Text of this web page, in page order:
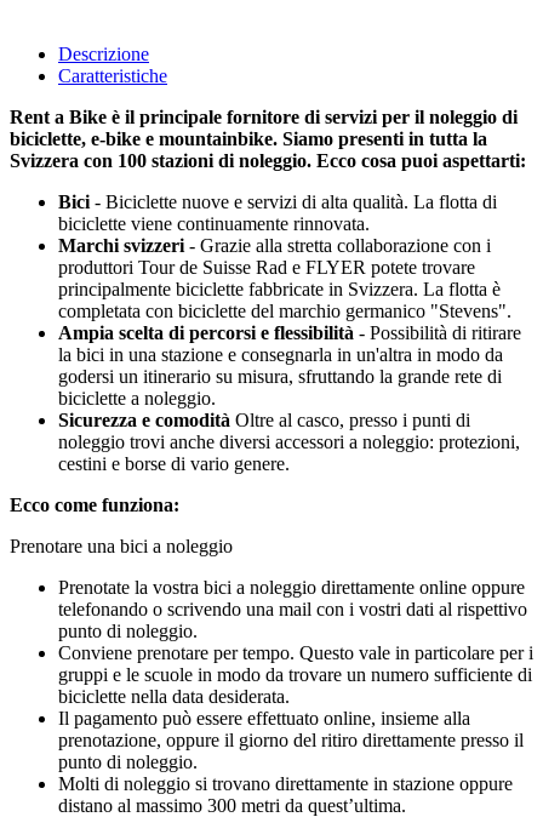
Descrizione
Caratteristiche
Rent a Bike è il principale fornitore di servizi per il noleggio di
biciclette, e-bike e mountainbike. Siamo presenti in tutta la
Svizzera con 100 stazioni di noleggio. Ecco cosa puoi aspettarti:
Bici - Biciclette nuove e servizi di alta qualità. La flotta di
biciclette viene continuamente rinnovata.
Marchi svizzeri - Grazie alla stretta collaborazione con i
produttori Tour de Suisse Rad e FLYER potete trovare
principalmente biciclette fabbricate in Svizzera. La flotta è
completata con biciclette del marchio germanico "Stevens".
Ampia scelta di percorsi e flessibilità - Possibilità di ritirare
la bici in una stazione e consegnarla in un'altra in modo da
godersi un itinerario su misura, sfruttando la grande rete di
biciclette a noleggio.
Sicurezza e comodità Oltre al casco, presso i punti di
noleggio trovi anche diversi accessori a noleggio: protezioni,
cestini e borse di vario genere.
Ecco come funziona:
Prenotare una bici a noleggio
Prenotate la vostra bici a noleggio direttamente online oppure
telefonando o scrivendo una mail con i vostri dati al rispettivo
punto di noleggio.
Conviene prenotare per tempo. Questo vale in particolare per i
gruppi e le scuole in modo da trovare un numero sufficiente di
biciclette nella data desiderata.
Il pagamento può essere effettuato online, insieme alla
prenotazione, oppure il giorno del ritiro direttamente presso il
punto di noleggio.
Molti di noleggio si trovano direttamente in stazione oppure
distano al massimo 300 metri da quest’ultima.